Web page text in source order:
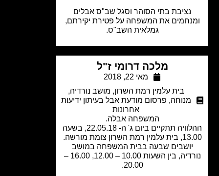
נציבת בתי הסוהר וסגל שב"ס אבלים
את המשפחה על פטירת יקירתם,
גמלאית השב"ס.
מלכה דרומי ז"ל
מאי 22, 2018
בית עלמין רמת השרון,מושב נורדיה,
מנוחה
פרסום מודעת אבל בעיתון ידיעות
אחרונות
המשפחה אבלה.
ההלוויה תתקיים ביום ג' ה- 22.05.18, בשעה
יושבים שבעה בבית המשפחה במושב
נורדיה, בין השעות 10.00 – 12.00, 16.00 –